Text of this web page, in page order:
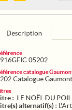
Description
05202
catalogue
Catalogue
: LE NOËL DU
alternatif(s) :